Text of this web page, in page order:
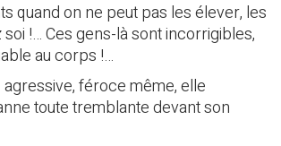
quand on ne peut pas les élever, les
!… Ces gens-là sont incorrigibles,
au corps !…
féroce même, elle
toute tremblante devant son